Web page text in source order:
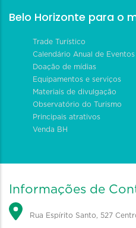
Belo Horizonte para o
Trade Turístico
Calendário Anual de Eventos
Doação de mídias
Equipamentos e serviços
Materiais de divulgação
Observatório do Turismo
Principais atrativos
Venda BH
Informações de
Rua Espírito Santo, 527